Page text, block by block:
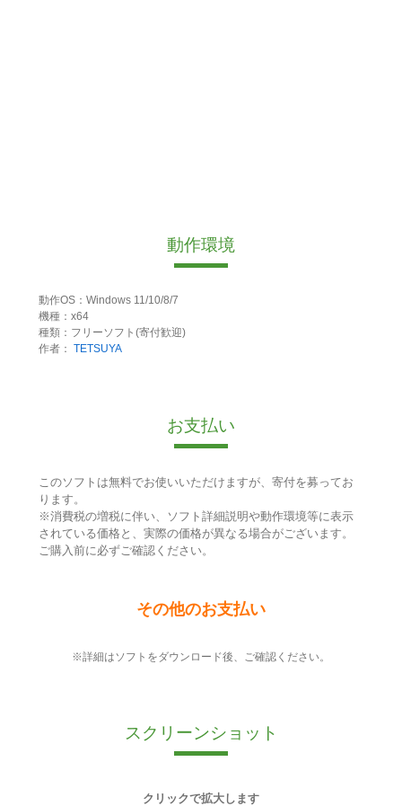
動作環境
動作OS：Windows 11/10/8/7
機種：x64
種類：フリーソフト(寄付歓迎)
作者： TETSUYA
お支払い
このソフトは無料でお使いいただけますが、寄付を募ってお
ります。
※消費税の増税に伴い、ソフト詳細説明や動作環境等に表示
されている価格と、実際の価格が異なる場合がございます。
ご購入前に必ずご確認ください。
その他のお支払い
※詳細はソフトをダウンロード後、ご確認ください。
スクリーンショット
クリックで拡大します